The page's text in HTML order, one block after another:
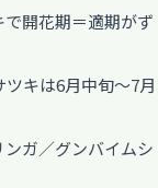
で開花期＝適期がず
ツキは6月中旬〜7月
ンガ／グンバイムシ